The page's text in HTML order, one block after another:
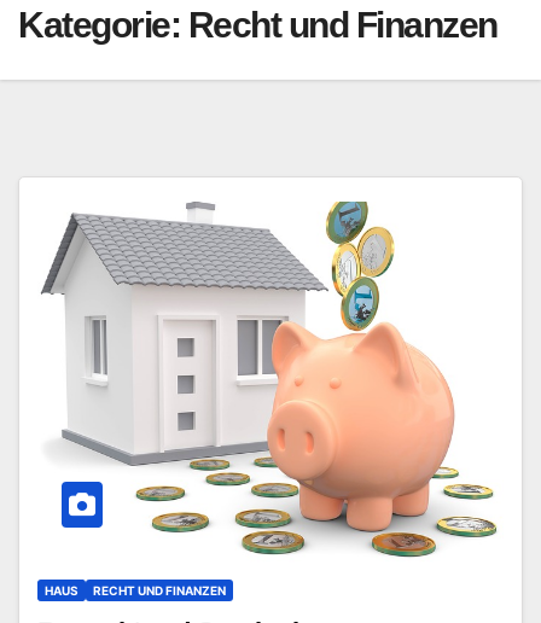
Kategorie: Recht und Finanzen
HAUS RECHT UND FINANZEN